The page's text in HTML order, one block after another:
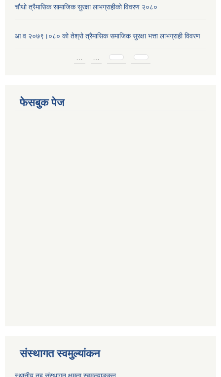
चौथो त्रैमासिक सामाजिक सुरक्षा लाभग्राहीको विवरण २०८०
आ व २०७९।०८० को तेश्रो त्रैमासिक समाजिक सुरक्षा भत्ता लाभग्राही विवरण
फेसबुक पेज
संस्थागत स्वमुल्यांकन